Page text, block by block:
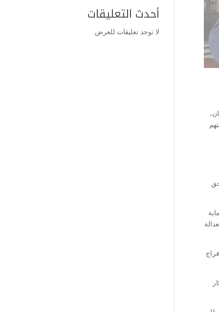
أحدث التعليقات
لا توجد تعليقات للعرض.